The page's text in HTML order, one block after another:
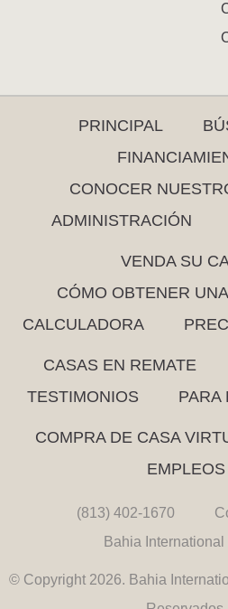
PRINCIPAL
CONOCER
ADMINISTRACIÓN
VENDA SU
CÓMO OBTENER
CALCULADORA
CASAS EN REMATE
TESTIMONIOS
PARA
COMPRA DE CASA
EMPLEOS
(813) 402-1670
Bahia
© Copyright 2026. Bahia